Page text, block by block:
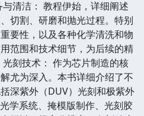
清洁： 教程伊始，详细阐述
切割、研磨和抛光过程。特别
要性，以及各种化学清洗和物
范围和技术细节，为后续的精
刻技术： 作为芯片制造的核
尤为深入。本书详细介绍了不
深紫外（DUV）光刻和极紫外
学系统、掩模版制作、光刻胶